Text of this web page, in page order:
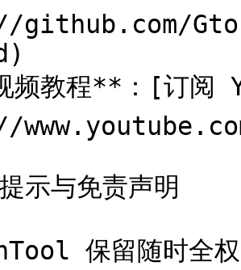
教程**：[订阅
示与免责声明
保留随时全权